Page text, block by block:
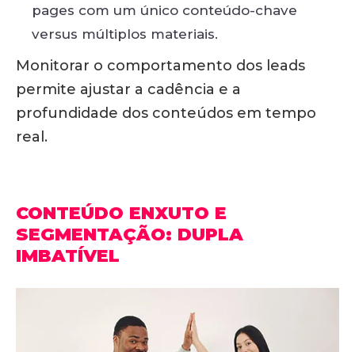
pages com um único conteúdo-chave
versus múltiplos materiais.
Monitorar o comportamento dos leads
permite ajustar a cadência e a
profundidade dos conteúdos em tempo
real.
CONTEÚDO ENXUTO E
SEGMENTAÇÃO: DUPLA
IMBATÍVEL